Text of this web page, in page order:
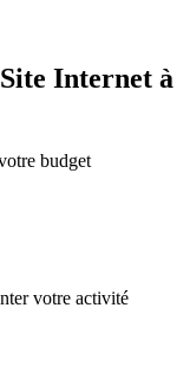
Internet à
budget
votre activité